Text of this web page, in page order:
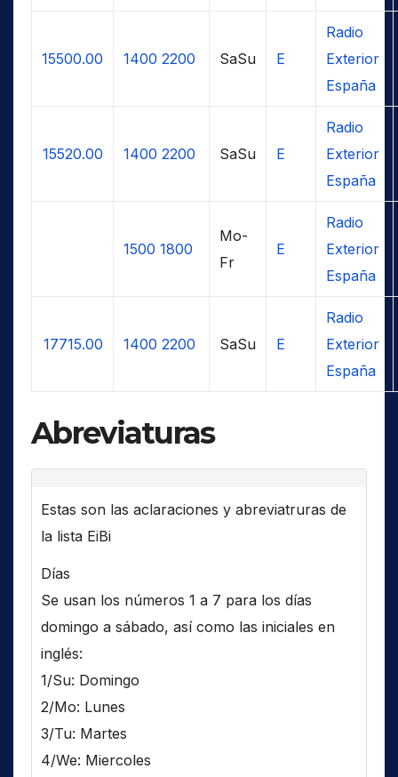
15500.00 1400 2200 SaSu E
Radio
Exterior
España
15520.00 1400 2200 SaSu E
Radio
Exterior
España
1500 1800
Mo-
Fr
E
Radio
Exterior
España
17715.00 1400 2200 SaSu E
Radio
Exterior
España
Abreviaturas
Estas son las aclaraciones y abreviatruras de
la lista EiBi
Días
Se usan los números 1 a 7 para los días
domingo a sábado, así como las iniciales en
inglés:
1/Su: Domingo
2/Mo: Lunes
3/Tu: Martes
4/We: Miercoles